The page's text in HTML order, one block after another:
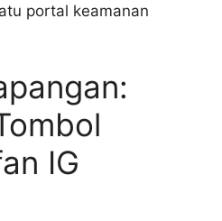
portal keamanan
IG